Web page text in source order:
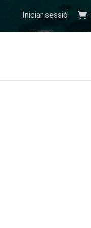
Iniciar sessió